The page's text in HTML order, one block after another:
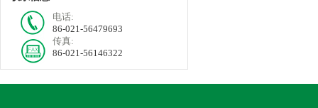
电话:
86-021-56479693
传真:
86-021-56146322